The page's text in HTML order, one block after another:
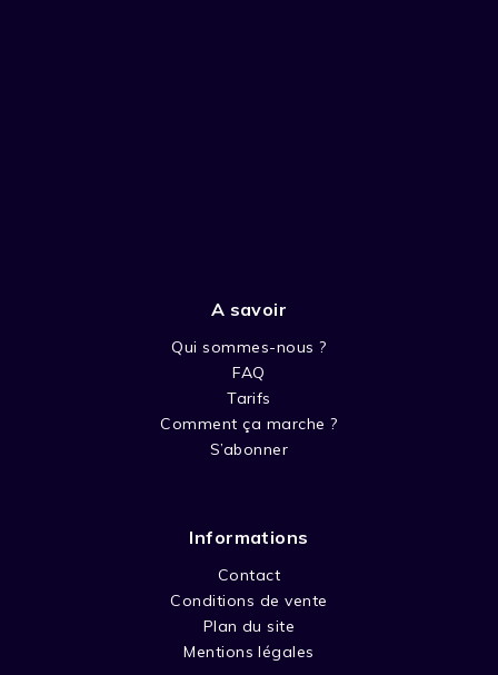
A savoir
Qui sommes-nous ?
FAQ
Tarifs
Comment ça marche ?
S’abonner
Informations
Contact
Conditions de vente
Plan du site
Mentions légales